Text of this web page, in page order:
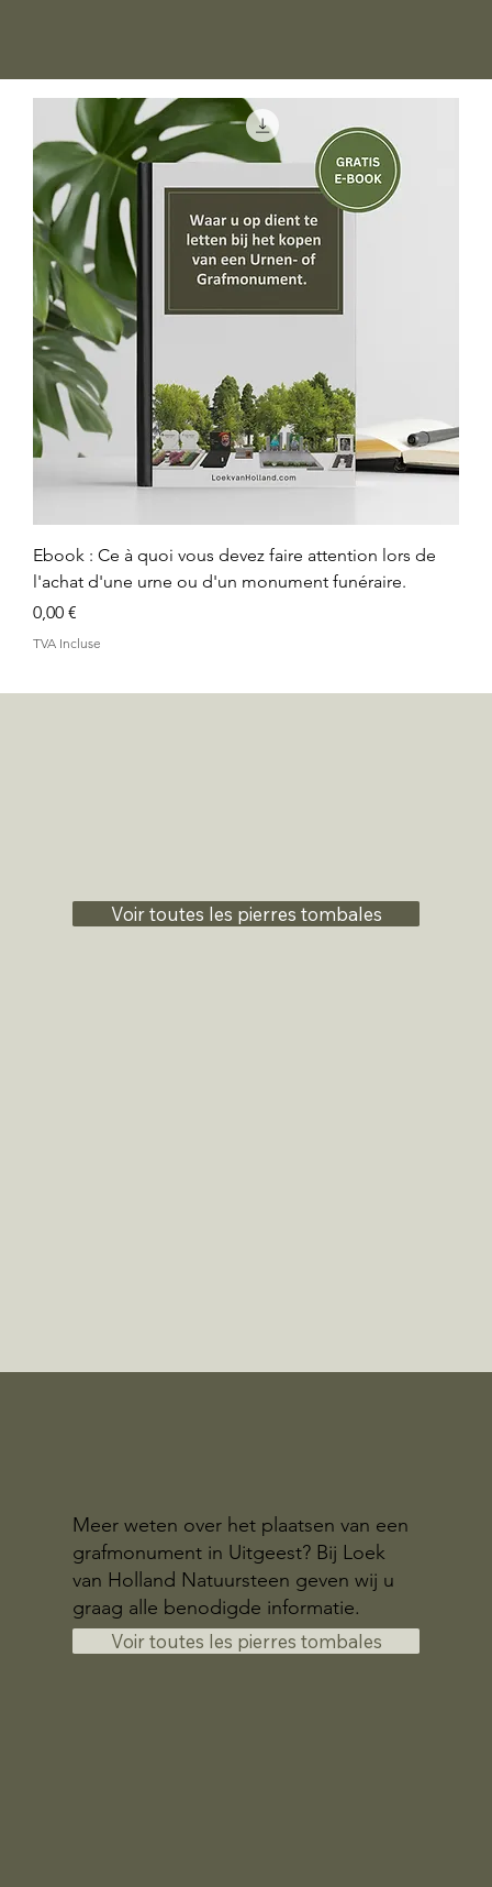
Ebook : Ce à quoi vous devez faire attention lors de
l'achat d'une urne ou d'un monument funéraire.
Prix
0,00 €
TVA Incluse
Voir toutes les pierres tombales
Meer weten over het plaatsen van een
grafmonument in Uitgeest? Bij Loek
van Holland Natuursteen geven wij u
graag alle benodigde informatie.
Voir toutes les pierres tombales